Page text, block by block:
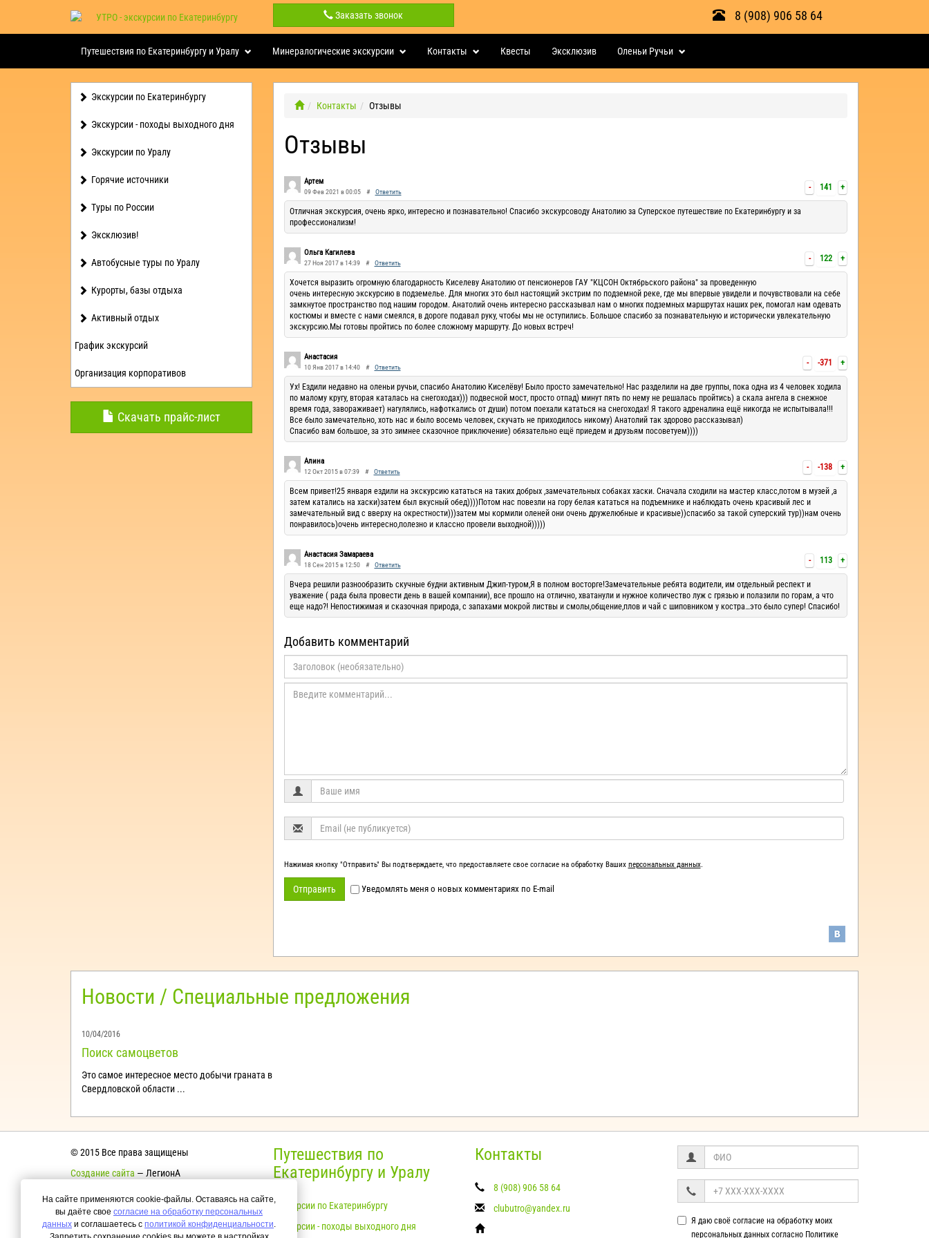
Заказать звонок 8 (908) 906 58 64
Путешествия по Екатеринбургу и Уралу Минералогические экскурсии Контакты Квесты Эксклюзив Оленьи Ручьи
Экскурсии по Екатеринбургу
Экскурсии - походы выходного дня
Экскурсии по Уралу
Горячие источники
Туры по России
Эксклюзив!
Автобусные туры по Уралу
Курорты, базы отдыха
Активный отдых
График экскурсий
Организация корпоративов
Скачать прайс-лист
Контакты Отзывы
Отзывы
- 141 +
Артем
09 Фев 2021 в 00:05 # Ответить
Отличная экскурсия, очень ярко, интересно и познавательно! Спасибо экскурсоводу Анатолию за Суперское путешествие по Екатеринбургу и за
профессионализм!
- 122 +
Ольга Кагилева
27 Ноя 2017 в 14:39 # Ответить
Хочется выразить огромную благодарность Киселеву Анатолию от пенсионеров ГАУ "КЦСОН Октябрьского района" за проведенную
очень интересную экскурсию в подземелье. Для многих это был настоящий экстрим по подземной реке, где мы впервые увидели и почувствовали на себе
замкнутое пространство под нашим городом. Анатолий очень интересно рассказывал нам о многих подземных маршрутах наших рек, помогал нам одевать
костюмы и вместе с нами смеялся, в дороге подавал руку, чтобы мы не оступились. Большое спасибо за познавательную и исторически увлекательную
экскурсию.Мы готовы пройтись по более сложному маршруту. До новых встреч!
- -371 +
Анастасия
10 Янв 2017 в 14:40 # Ответить
Ух! Ездили недавно на оленьи ручьи, спасибо Анатолию Киселёву! Было просто замечательно! Нас разделили на две группы, пока одна из 4 человек ходила
по малому кругу, вторая каталась на снегоходах))) подвесной мост, просто отпад) минут пять по нему не решалась пройтись) а скала ангела в снежное
время года, завораживает) нагулялись, нафоткались от души) потом поехали кататься на снегоходах! Я такого адреналина ещё никогда не испытывала!!!
Все было замечательно, хоть нас и было восемь человек, скучать не приходилось никому) Анатолий так здорово рассказывал)
Спасибо вам большое, за это зимнее сказочное приключение) обязательно ещё приедем и друзьям посоветуем))))
- -138 +
Алина
12 Окт 2015 в 07:39 # Ответить
Всем привет!25 января ездили на экскурсию кататься на таких добрых ,замечательных собаках хаски. Сначала сходили на мастер класс,потом в музей ,а
затем катались на хаски)затем был вкусный обед))))Потом нас повезли на гору белая кататься на подъемнике и наблюдать очень красивый лес и
замечательный вид с вверху на окрестности)))затем мы кормили оленей они очень дружелюбные и красивые))спасибо за такой суперский тур))нам очень
понравилось)очень интересно,полезно и классно провели выходной)))))
- 113 +
Анастасия Замараева
18 Сен 2015 в 12:50 # Ответить
Вчера решили разнообразить скучные будни активным Джип-туром,Я в полном восторге!Замечательные ребята водители, им отдельный респект и
уважение ( рада была провести день в вашей компании), все прошло на отлично, хватанули и нужное количество луж с грязью и полазили по горам, а что
еще надо?! Непостижимая и сказочная природа, с запахами мокрой листвы и смолы,общение,плов и чай с шиповником у костра…это было супер! Спасибо!
Добавить комментарий
Нажимая кнопку "Отправить" Вы подтверждаете, что предоставляете свое согласие на обработку Ваших персональных данных.
Отправить Уведомлять меня о новых комментариях по E-mail
Новости / Специальные предложения
10/04/2016
Поиск самоцветов
Это самое интересное место добычи граната в
Свердловской области ...
© 2015 Все права защищены
Создание сайта — ЛегионА
Согласие на обработку персональных
данных
Политика конфиденциальности
Путешествия по
Екатеринбургу и Уралу
Экскурсии по Екатеринбургу
Экскурсии - походы выходного дня
Контакты
8 (908) 906 58 64
clubutro@yandex.ru
Я даю своё согласие на обработку моих
персональных данных согласно Политике
На сайте применяются cookie-файлы. Оставаясь на сайте,
вы даёте свое согласие на обработку персональных
данных и соглашаетесь с политикой конфиденциальности.